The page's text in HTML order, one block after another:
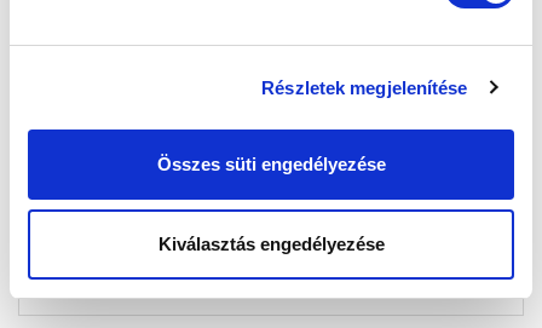
Részletek megjelenítése
Összes süti engedélyezése
Kiválasztás engedélyezése
POÓR PATRIK ÉS VADNAI DÁNIEL
VENDÉGESKEDETT A REGGELI STARTBAN
(VIDEÓ)
2017-04-18 09:12:51
Az MTK Budapest két játékosa Szombathy Pál